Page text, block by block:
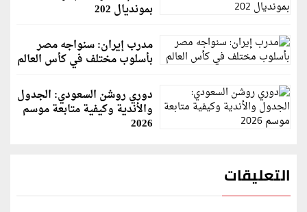
بمونديال 202
مدرب إيران: سنواجه مصر
بأسلوب مختلف في كأس العالم
دوري روشن السعودي: الجدول
والأندية وكيفية متابعة موسم
2026
التعليقات